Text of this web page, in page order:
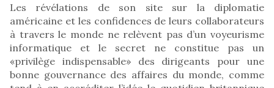
Les révélations de son site sur la diplomatie
américaine et les confidences de leurs collaborateurs
à travers le monde ne relèvent pas d’un voyeurisme
informatique et le secret ne constitue pas un
«privilège indispensable» des dirigeants pour une
bonne gouvernance des affaires du monde, comme